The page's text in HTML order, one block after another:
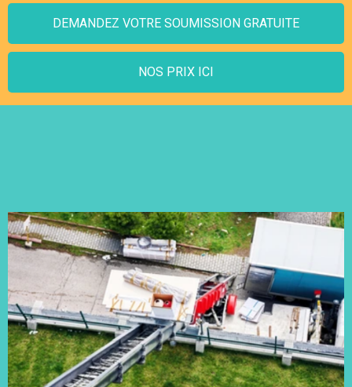
DEMANDEZ VOTRE SOUMISSION GRATUITE
NOS PRIX ICI